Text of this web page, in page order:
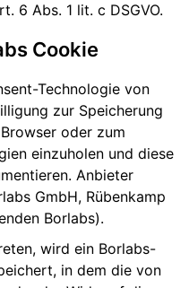
6 Abs. 1 lit. c DSGVO.
Cookie
Technologie von
zur Speicherung
oder zum
einzuholen und diese
Anbieter
GmbH, Rübenkamp
Borlabs).
wird ein Borlabs-
in dem die von